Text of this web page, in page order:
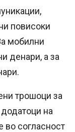
повисоки
мобилни
денари, а за
трошоци за
додатоци на
во согласност